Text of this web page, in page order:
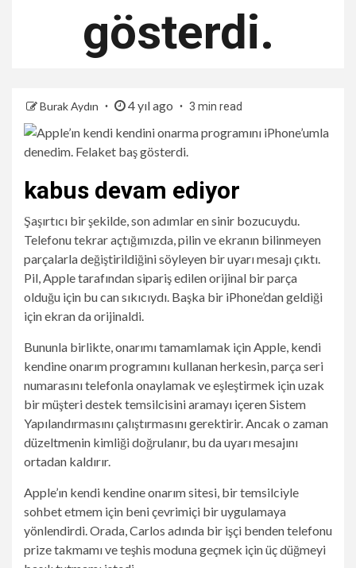
gösterdi.
Burak Aydın 4 yıl ago 3 min read
kabus devam ediyor
Şaşırtıcı bir şekilde, son adımlar en sinir bozucuydu.
Telefonu tekrar açtığımızda, pilin ve ekranın bilinmeyen
parçalarla değiştirildiğini söyleyen bir uyarı mesajı çıktı.
Pil, Apple tarafından sipariş edilen orijinal bir parça
olduğu için bu can sıkıcıydı. Başka bir iPhone’dan geldiği
için ekran da orijinaldi.
Bununla birlikte, onarımı tamamlamak için Apple, kendi
kendine onarım programını kullanan herkesin, parça seri
numarasını telefonla onaylamak ve eşleştirmek için uzak
bir müşteri destek temsilcisini aramayı içeren Sistem
Yapılandırmasını çalıştırmasını gerektirir. Ancak o zaman
düzeltmenin kimliği doğrulanır, bu da uyarı mesajını
ortadan kaldırır.
Apple’ın kendi kendine onarım sitesi, bir temsilciyle
sohbet etmem için beni çevrimiçi bir uygulamaya
yönlendirdi. Orada, Carlos adında bir işçi benden telefonu
prize takmamı ve teşhis moduna geçmek için üç düğmeyi